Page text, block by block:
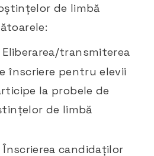
de limbă
Eliberarea/transmiterea
înscriere pentru elevii
la probele de
de limbă
Înscrierea candidaților